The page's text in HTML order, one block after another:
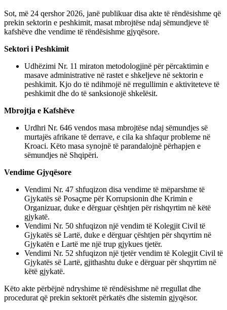
Sot, më 24 qershor 2026, janë publikuar disa akte të rëndësishme që
prekin sektorin e peshkimit, masat mbrojtëse ndaj sëmundjeve të
kafshëve dhe vendime të rëndësishme gjyqësore.
Sektori i Peshkimit
Udhëzimi Nr. 11 miraton metodologjinë për përcaktimin e
masave administrative në rastet e shkeljeve në sektorin e
peshkimit. Kjo do të ndihmojë në rregullimin e aktiviteteve të
peshkimit dhe do të sanksionojë shkelësit.
Mbrojtja e Kafshëve
Urdhri Nr. 646 vendos masa mbrojtëse ndaj sëmundjes së
murtajës afrikane të derrave, e cila ka shfaqur probleme në
Kroaci. Këto masa synojnë të parandalojnë përhapjen e
sëmundjes në Shqipëri.
Vendime Gjyqësore
Vendimi Nr. 47 shfuqizon disa vendime të mëparshme të
Gjykatës së Posaçme për Korrupsionin dhe Krimin e
Organizuar, duke e dërguar çështjen për rishqyrtim në këtë
gjykatë.
Vendimi Nr. 50 shfuqizon një vendim të Kolegjit Civil të
Gjykatës së Lartë, duke e dërguar çështjen për shqyrtim në
Gjykatën e Lartë me një trup gjykues tjetër.
Vendimi Nr. 52 shfuqizon një tjetër vendim të Kolegjit Civil të
Gjykatës së Lartë, gjithashtu duke e dërguar për shqyrtim në
këtë gjykatë.
Këto akte përbëjnë ndryshime të rëndësishme në rregullat dhe
procedurat që prekin sektorët përkatës dhe sistemin gjyqësor.